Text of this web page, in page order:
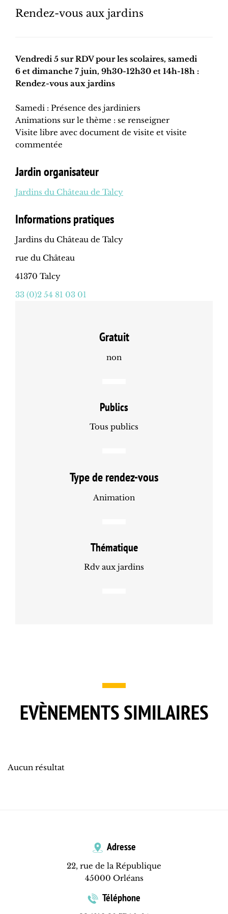
Rendez-vous aux jardins
Vendredi 5 sur RDV pour les scolaires, samedi
6 et dimanche 7 juin, 9h30-12h30 et 14h-18h :
Rendez-vous aux jardins
Samedi : Présence des jardiniers
Animations sur le thème : se renseigner
Visite libre avec document de visite et visite
commentée
Jardin organisateur
Jardins du Château de Talcy
Informations pratiques
Jardins du Château de Talcy
rue du Château
41370 Talcy
33 (0)2 54 81 03 01
Gratuit
non
Publics
Tous publics
Type de rendez-vous
Animation
Thématique
Rdv aux jardins
EVÈNEMENTS SIMILAIRES
Aucun résultat
Adresse
22, rue de la République
45000 Orléans
Téléphone